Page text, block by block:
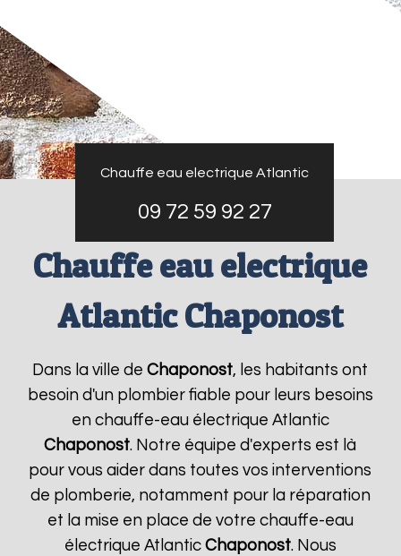
Chauffe eau electrique Atlantic
09 72 59 92 27
Chauffe eau electrique
Atlantic Chaponost
Dans la ville deChaponost, les habitants ont
besoin d'un plombier fiable pour leurs besoins
en chauffe-eau électrique Atlantic
Chaponost. Notre équipe d'experts est là
pour vous aider dans toutes vos interventions
de plomberie, notamment pour la réparation
et la mise en place de votre chauffe-eau
électrique Atlantic Chaponost. Nous